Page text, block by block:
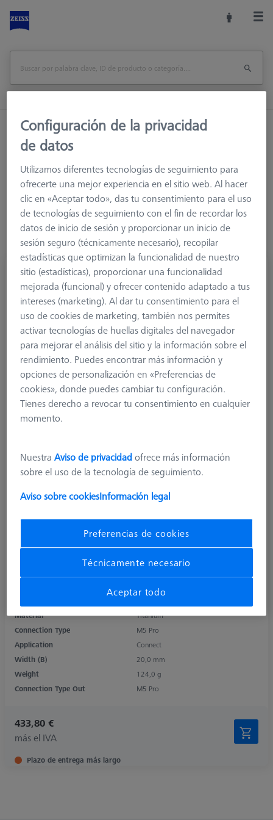
Inicio
Sistemas de palpadores
Elementos de conexión
Cubos de varias caras
Soporte de lápiz, sistema ThermoFit Pro,
quintuple (5)
626107-6060-005
Material
Titanium
Connection Type
M5 Pro
Application
Connect
Width (B)
20,0 mm
Weight
124,0 g
Connection Type Out
M5 Pro
433,80 €
más el IVA
Plazo de entrega más largo
Configuración de la privacidad
de datos
Utilizamos diferentes tecnologías de seguimiento para
ofrecerte una mejor experiencia en el sitio web. Al hacer
clic en «Aceptar todo», das tu consentimiento para el uso
de tecnologías de seguimiento con el fin de recordar los
datos de inicio de sesión y proporcionar un inicio de
sesión seguro (técnicamente necesario), recopilar
estadísticas que optimizan la funcionalidad de nuestro
sitio (estadísticas), proporcionar una funcionalidad
mejorada (funcional) y ofrecer contenido adaptado a tus
intereses (marketing). Al dar tu consentimiento para el
uso de cookies de marketing, también nos permites
activar tecnologías de huellas digitales del navegador
para mejorar el análisis del sitio y la información sobre el
rendimiento. Puedes encontrar más información y
opciones de personalización en «Preferencias de
cookies», donde puedes cambiar tu configuración.
Tienes derecho a revocar tu consentimiento en cualquier
momento.
NuestraAviso de privacidadofrece más información
sobre el uso de la tecnología de seguimiento.
Aviso sobre cookiesInformación legal
Preferencias de cookies
Técnicamente necesario
Aceptar todo